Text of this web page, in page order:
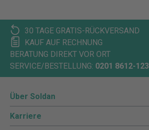
30 TAGE GRATIS-RÜCKVERSAND
KAUF AUF RECHNUNG
BERATUNG DIREKT VOR ORT
SERVICE/BESTELLUNG: 0201 8612-123
Über Soldan
Karriere